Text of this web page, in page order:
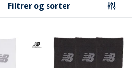
Filtrer og sorter